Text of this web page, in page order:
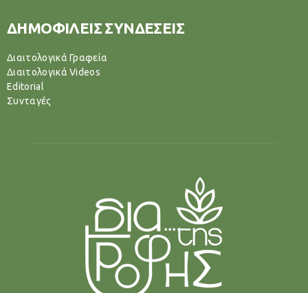
ΔΗΜΟΦΙΛΕΙΣ ΣΥΝΔΕΣΕΙΣ
Διαιτολογικά Γραφεία
Διαιτολογικά Videos
Editorial
Συνταγές